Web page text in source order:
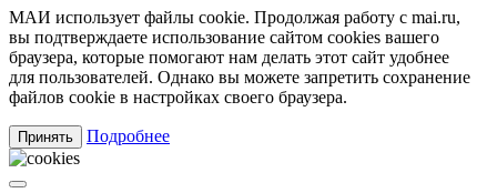
МАИ использует файлы cookie. Продолжая работу с mai.ru,
вы подтверждаете использование сайтом cookies вашего
браузера, которые помогают нам делать этот сайт удобнее
для пользователей. Однако вы можете запретить сохранение
файлов cookie в настройках своего браузера.
Принять Подробнее